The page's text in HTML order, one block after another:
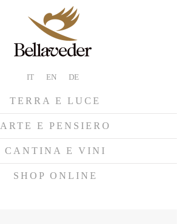
IT EN DE
TERRA E LUCE
ARTE E PENSIERO
CANTINA E VINI
SHOP ONLINE